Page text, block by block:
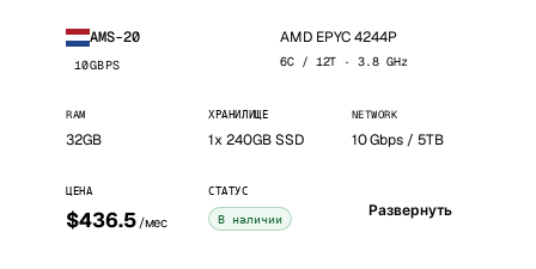
AMS-20
10GBPS
AMD EPYC 4244P
6C / 12T · 3.8 GHz
RAM
32GB
ХРАНИЛИЩЕ
1x 240GB SSD
NETWORK
10 Gbps / 5TB
ЦЕНА
$436.5 /мес
СТАТУС
В наличии Развернуть